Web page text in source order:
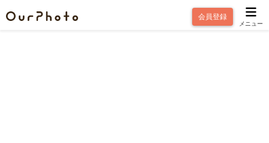
会員登録
メニュー